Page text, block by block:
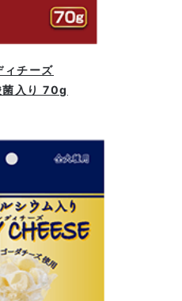
ィチーズ
菌入り 70g